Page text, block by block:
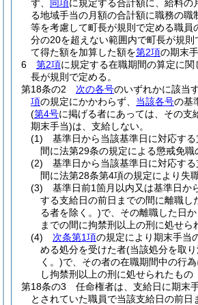
ず、 同項に規定する合計額に、給料の
る地域手当の月額の合計額に職務の職
等を考慮して町長が規則で定める職員
分の20を超えない範囲内で町長が規則
て得た額を加算した額を第2項の期末
6
第2項に規定する在職期間の算定に
長が規則で定める。
第18条の2
次の各号のいずれかに該当
項の規定にかかわらず、 当該各号の基
(第4号に掲げる者にあっては、その支
期末手当)は、支給しない。
(1)
基準日から当該基準日に対応す
間に法第29条の規定による懲戒免職
(2)
基準日から当該基準日に対応す
間に法第28条第4項の規定により失
(3)
基準日前1箇月以内又は基準日か
する支給日の前日までの間に離職し
る者を除く。)で、その離職した日
までの間に拘禁刑以上の刑に処せら
(4)
次条第1項の規定により期末手当
める処分を受けた者(当該処分を取
く。)で、その者の在職期間中の行
し拘禁刑以上の刑に処せられたもの
第18条の3
任命権者は、支給日に期末
とされていた職員で当該支給日の前日